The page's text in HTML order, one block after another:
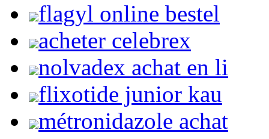
flagyl online bestel
acheter celebrex
nolvadex achat en li
flixotide junior kau
métronidazole achat